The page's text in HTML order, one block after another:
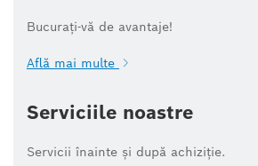
Bucurați-vă de avantaje!
Află mai multe
Serviciile noastre
Servicii înainte și după achiziție.